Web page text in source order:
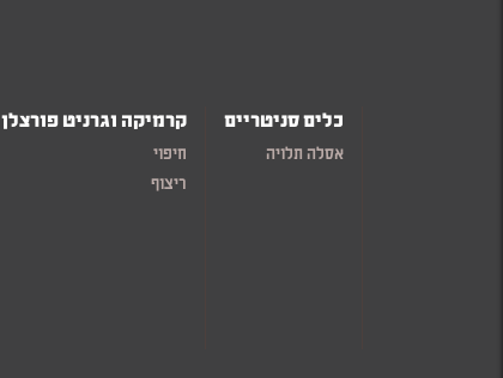
כלים סניטריים
אסלה תלויה
קרמיקה וגרניט פורצלן
חיפוי
ריצוף